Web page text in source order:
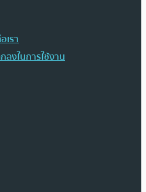
เรา
ลงในการใช้งาน